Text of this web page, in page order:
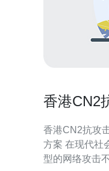
香港CN2
香港CN2抗攻
方案 在现代社会中，网络安全问题日益突出，各种类
型的网络攻击